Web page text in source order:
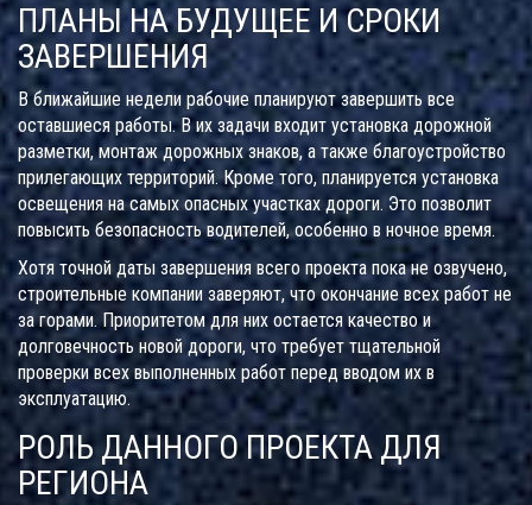
ПЛАНЫ НА БУДУЩЕЕ И СРОКИ
ЗАВЕРШЕНИЯ
В ближайшие недели рабочие планируют завершить все
оставшиеся работы. В их задачи входит установка дорожной
разметки, монтаж дорожных знаков, а также благоустройство
прилегающих территорий. Кроме того, планируется установка
освещения на самых опасных участках дороги. Это позволит
повысить безопасность водителей, особенно в ночное время.
Хотя точной даты завершения всего проекта пока не озвучено,
строительные компании заверяют, что окончание всех работ не
за горами. Приоритетом для них остается качество и
долговечность новой дороги, что требует тщательной
проверки всех выполненных работ перед вводом их в
эксплуатацию.
РОЛЬ ДАННОГО ПРОЕКТА ДЛЯ
РЕГИОНА